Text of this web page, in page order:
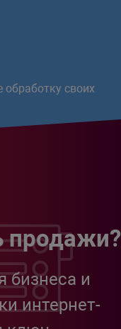
своих
продажи?
бизнеса и
интернет-